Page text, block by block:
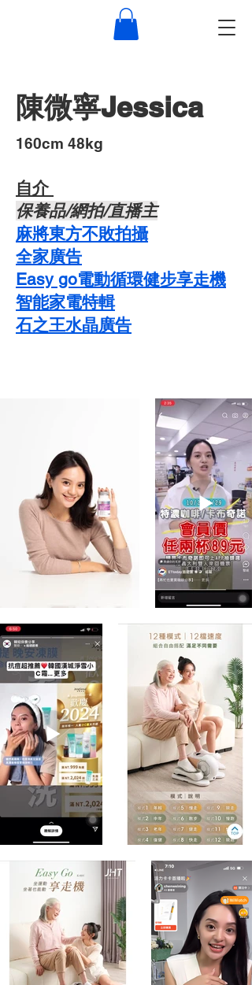
陳微寧Jessica
​160cm 48kg
自介 ​
​保養品/網拍/直播主
麻將東方不敗拍攝
​全家廣告
Easy go電動循環健步享走機
智能家電特輯
石之王水晶廣告